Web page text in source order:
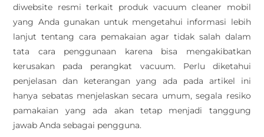
diwebsite resmi terkait produk vacuum cleaner mobil
yang Anda gunakan untuk mengetahui informasi lebih
lanjut tentang cara pemakaian agar tidak salah dalam
tata cara penggunaan karena bisa mengakibatkan
kerusakan pada perangkat vacuum. Perlu diketahui
penjelasan dan keterangan yang ada pada artikel ini
hanya sebatas menjelaskan secara umum, segala resiko
pamakaian yang ada akan tetap menjadi tanggung
jawab Anda sebagai pengguna.